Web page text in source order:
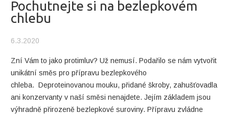
Pochutnejte si na bezlepkovém
chlebu
6.3.2020
Zní Vám to jako protimluv? Už nemusí. Podařilo se nám vytvořit
unikátní směs pro přípravu bezlepkového
chleba. Deproteinovanou mouku, přidané škroby, zahušťovadla
ani konzervanty v naší směsi nenajdete. Jejím základem jsou
výhradně přirozeně bezlepkové suroviny. Přípravu zvládne